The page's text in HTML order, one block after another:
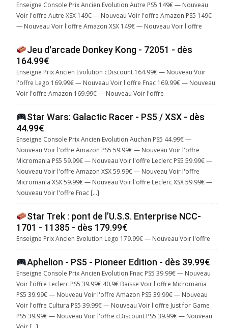
Enseigne Console Prix Ancien Evolution Autre PS5 149€ — Nouveau
Voir l'offre Autre XSX 149€ — Nouveau Voir l'offre Amazon PS5 149€
— Nouveau Voir l'offre Amazon XSX 149€ — Nouveau Voir l'offre
Jeu d'arcade Donkey Kong - 72051 - dès
164.99€
Enseigne Prix Ancien Evolution cDiscount 164.99€ — Nouveau Voir
l'offre Lego 169.99€ — Nouveau Voir l'offre Fnac 169.99€ — Nouveau
Voir l'offre Amazon 169.99€ — Nouveau Voir l'offre
Star Wars: Galactic Racer - PS5 / XSX - dès
44.99€
Enseigne Console Prix Ancien Evolution Auchan PS5 44.99€ —
Nouveau Voir l'offre Amazon PS5 59.99€ — Nouveau Voir l'offre
Micromania PS5 59.99€ — Nouveau Voir l'offre Leclerc PS5 59.99€ —
Nouveau Voir l'offre Amazon XSX 59.99€ — Nouveau Voir l'offre
Micromania XSX 59.99€ — Nouveau Voir l'offre Leclerc XSX 59.99€ —
Nouveau Voir l'offre Fnac […]
Star Trek : pont de l’U.S.S. Enterprise NCC-
1701 - 11385 - dès 179.99€
Enseigne Prix Ancien Evolution Lego 179.99€ — Nouveau Voir l'offre
Aphelion - PS5 - Pioneer Edition - dès 39.99€
Enseigne Console Prix Ancien Evolution Fnac PS5 39.99€ — Nouveau
Voir l'offre Leclerc PS5 39.99€ 40.9€ Baisse Voir l'offre Micromania
PS5 39.99€ — Nouveau Voir l'offre Amazon PS5 39.99€ — Nouveau
Voir l'offre Cultura PS5 39.99€ — Nouveau Voir l'offre Just for Game
PS5 39.99€ — Nouveau Voir l'offre cDiscount PS5 39.99€ — Nouveau